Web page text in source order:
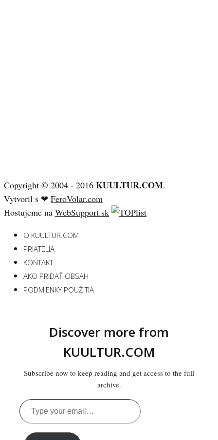
Copyright © 2004 - 2016 KUULTUR.COM.
Vytvoril s ❤ FeroVolar.com
Hostujeme na WebSupport.sk
O KUULTUR.COM
PRIATELIA
KONTAKT
AKO PRIDAŤ OBSAH
PODMIENKY POUŽITIA
Discover more from
KUULTUR.COM
Subscribe now to keep reading and get access to the full
archive.
Type
your
email…